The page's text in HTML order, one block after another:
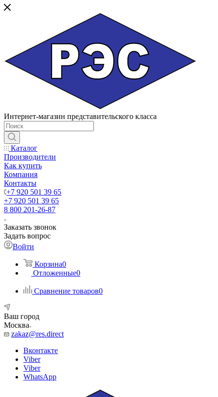
Интернет-магазин представительского класса
Каталог
Производители
Как купить
Компания
Контакты
+7 920 501 39 65
+7 920 501 39 65
8 800 201-26-87
Заказать звонок
Задать вопрос
Войти
Корзина0
Отложенные0
Сравнение товаров0
Ваш город
Москва
zakaz@res.direct
Вконтакте
Viber
Viber
WhatsApp